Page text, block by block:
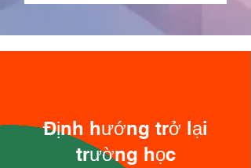
Định hướng trở lại
trường học